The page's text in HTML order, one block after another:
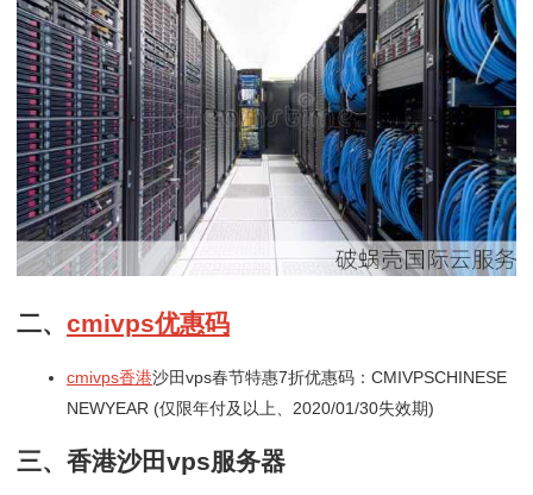
二、 cmivps优惠码
cmivps香港沙田vps春节特惠7折优惠码：CMIVPSCHINESE
NEWYEAR (仅限年付及以上、2020/01/30失效期)
三、香港沙田vps服务器